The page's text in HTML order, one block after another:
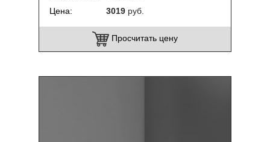
Цена
3019 руб.
Просчитать цену